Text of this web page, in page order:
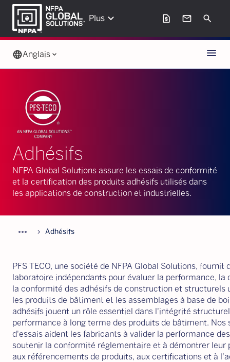
Pluskeyboard_arrow_down request_page mail Search
languageAnglais keyboard_arrow_down Menu
Adhésifs
NFPA Global Solutions assure les essais de conformité
et la certification des produits adhésifs utilisés dans
les applications de construction et industrielles.
more_horiz chevron_forward Adhésifs
PFS TECO, une société de NFPA Global Solutions, fournit
laboratoire indépendants pour évaluer la performance, la
la conformité des adhésifs de construction et structurels
les produits de bâtiment et les assemblages à base de
adhésifs jouent un rôle essentiel dans l'intégrité
performance à long terme des produits de bâtiment. Nos
d'essais aident les fabricants à valider la performance
soutenir la conformité réglementaire et à démontrer leur
aux référencements de produits, aux certifications et à